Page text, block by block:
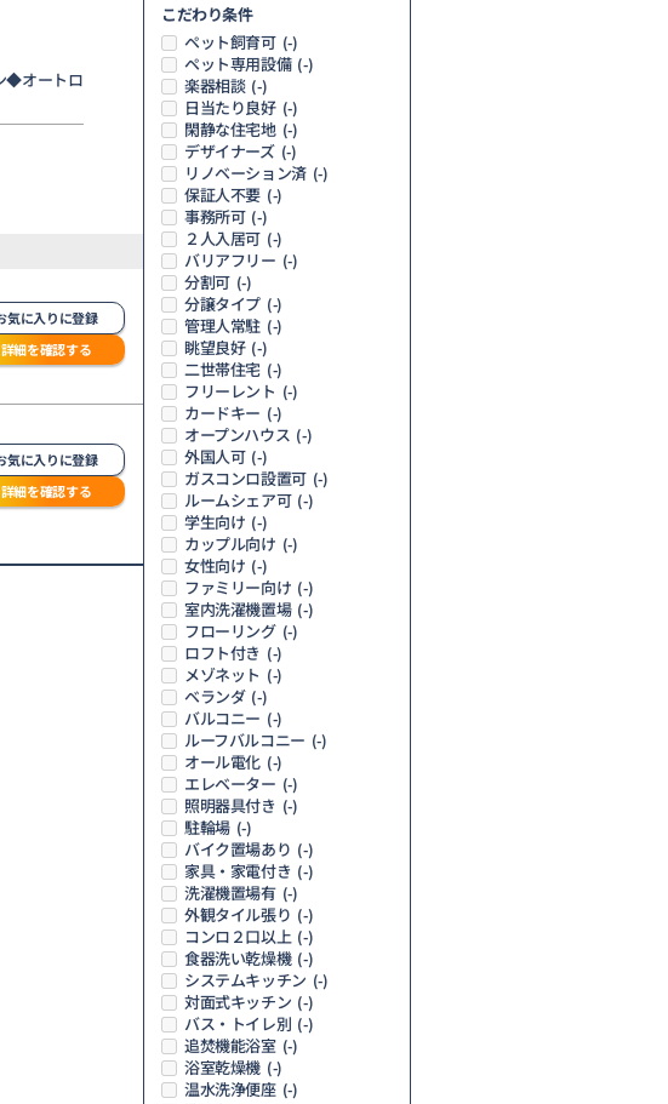
◆オートロ
気に入りに登録
詳細を確認する
気に入りに登録
詳細を確認する
こだわり条件
ペット飼育可 (-)
ペット専用設備 (-)
楽器相談 (-)
日当たり良好 (-)
閑静な住宅地 (-)
デザイナーズ (-)
リノベーション済 (-)
保証人不要 (-)
事務所可 (-)
２人入居可 (-)
バリアフリー (-)
分割可 (-)
分譲タイプ (-)
管理人常駐 (-)
眺望良好 (-)
二世帯住宅 (-)
フリーレント (-)
カードキー (-)
オープンハウス (-)
外国人可 (-)
ガスコンロ設置可 (-)
ルームシェア可 (-)
学生向け (-)
カップル向け (-)
女性向け (-)
ファミリー向け (-)
室内洗濯機置場 (-)
フローリング (-)
ロフト付き (-)
メゾネット (-)
ベランダ (-)
バルコニー (-)
ルーフバルコニー (-)
オール電化 (-)
エレベーター (-)
照明器具付き (-)
駐輪場 (-)
バイク置場あり (-)
家具・家電付き (-)
洗濯機置場有 (-)
外観タイル張り (-)
コンロ２口以上 (-)
食器洗い乾燥機 (-)
システムキッチン (-)
対面式キッチン (-)
バス・トイレ別 (-)
追焚機能浴室 (-)
浴室乾燥機 (-)
温水洗浄便座 (-)